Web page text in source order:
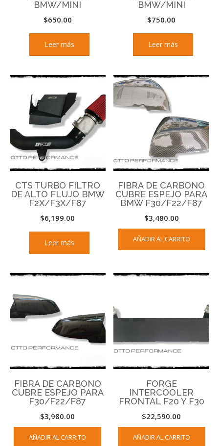
BMW/MINI
$650.00
Leer más
BMW/MINI
$750.00
Leer más
CTS TURBO FILTRO
DE ALTO FLUJO BMW
F2X/F3X/F87
$6,199.00
Leer más
FIBRA DE CARBONO
CUBRE ESPEJO PARA
BMW F30/F22/F87
$3,480.00
AÑADIR AL CARRITO
FIBRA DE CARBONO
CUBRE ESPEJO PARA
F30/F22/F87
$3,980.00
AÑADIR AL CARRITO
FORGE
INTERCOOLER
FRONTAL F20 Y F30
$22,590.00
AÑADIR AL CARRITO